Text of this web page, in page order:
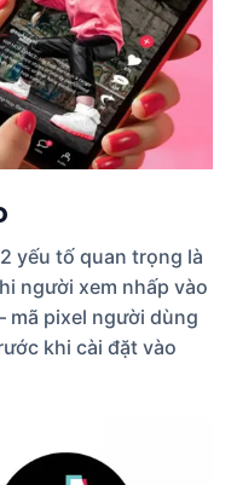
yếu tố quan trọng là
người xem nhấp vào
mã pixel người dùng
khi cài đặt vào